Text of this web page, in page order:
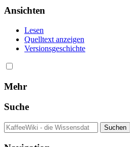
Ansichten
Lesen
Quelltext anzeigen
Versionsgeschichte
Mehr
Suche